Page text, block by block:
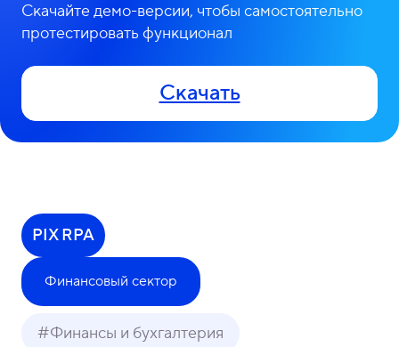
Скачайте демо-версии, чтобы самостоятельно
протестировать функционал
Скачать
PIX RPA
Финансовый сектор
#Финансы и бухгалтерия